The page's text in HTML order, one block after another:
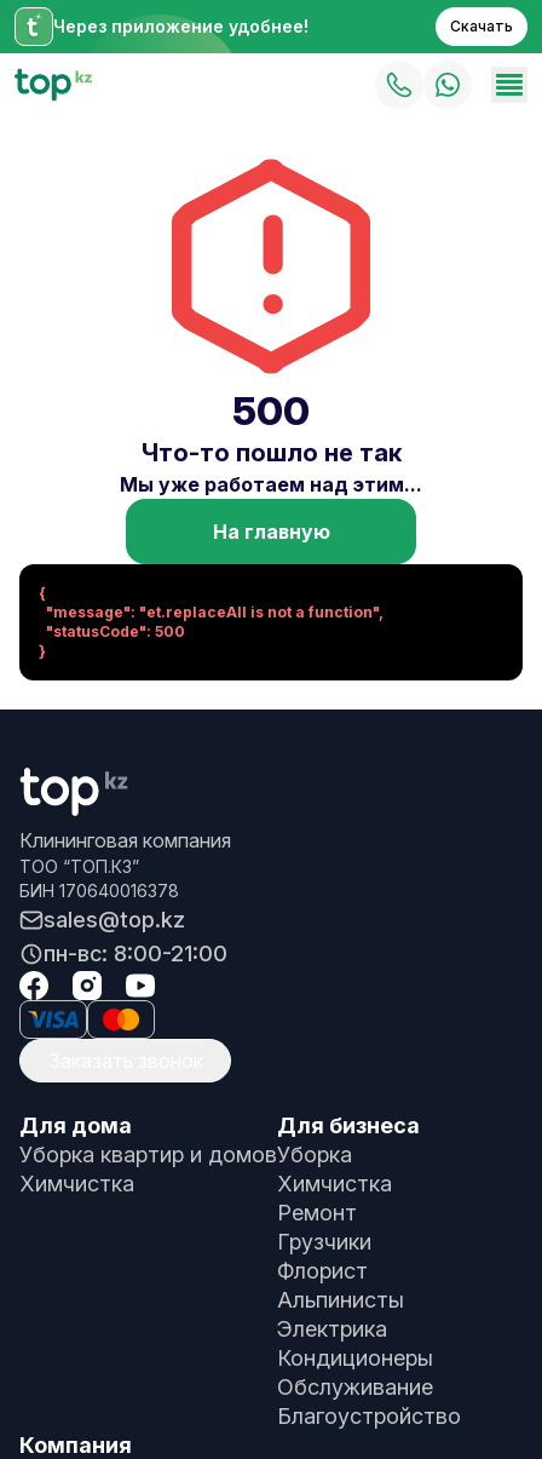
Через приложение удобнее! Скачать
500
Что-то пошло не так
Мы уже работаем над этим...
На главную
{
}
Клининговая компания
ТОО “ТОП.КЗ”
БИН 170640016378
sales@top.kz
пн-вс: 8:00-21:00
Для дома
Уборка квартир и домов
Химчистка
Для бизнеса
Уборка
Химчистка
Ремонт
Грузчики
Флорист
Альпинисты
Электрика
Кондиционеры
Обслуживание
Благоустройство
Компания